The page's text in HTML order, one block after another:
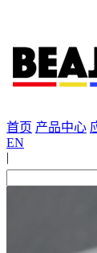
首页 产品中心
EN
|